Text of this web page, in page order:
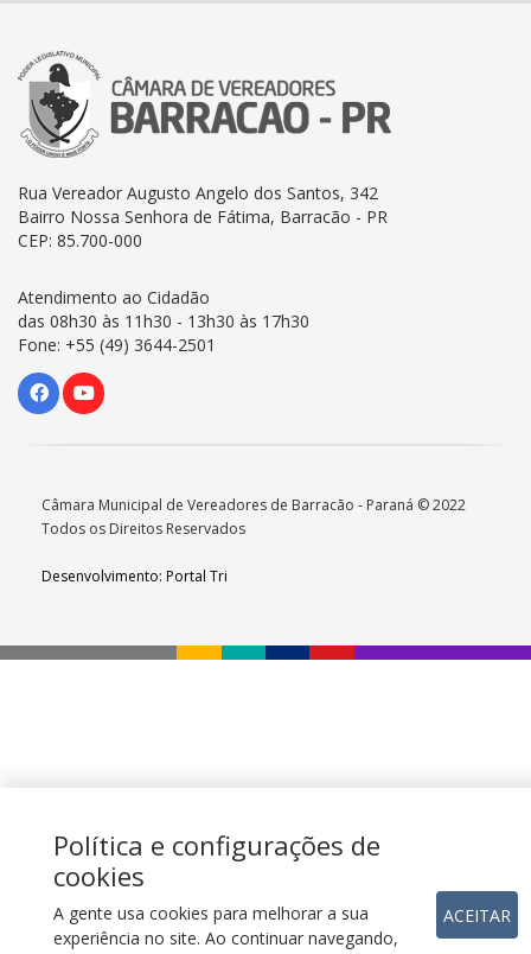
Rua Vereador Augusto Angelo dos Santos, 342
Bairro Nossa Senhora de Fátima, Barracão - PR
CEP: 85.700-000
Atendimento ao Cidadão
das 08h30 às 11h30 - 13h30 às 17h30
Fone: +55 (49) 3644-2501
Câmara Municipal de Vereadores de Barracão - Paraná © 2022
Todos os Direitos Reservados
Desenvolvimento: Portal Tri
Política e configurações de
cookies
A gente usa cookies para melhorar a sua
experiência no site. Ao continuar navegando,
ACEITAR